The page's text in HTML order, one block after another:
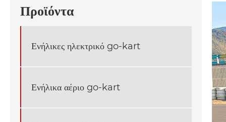
Προϊόντα
Ενήλικες ηλεκτρικό go-kart
Ενήλικα αέριο go-kart